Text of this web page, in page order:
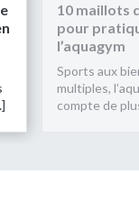
10 maillots
pour
l’aquagym
Sports aux
multiples,
compte de